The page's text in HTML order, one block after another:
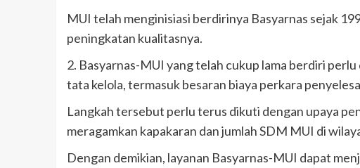
MUI telah menginisiasi berdirinya Basyarnas sejak
peningkatan kualitasnya.
2. Basyarnas-MUI yang telah cukup lama berdiri
tata kelola, termasuk besaran biaya perkara
Langkah tersebut perlu terus dikuti dengan upaya
meragamkan kapakaran dan jumlah SDM MUI di
Dengan demikian, layanan Basyarnas-MUI dapat